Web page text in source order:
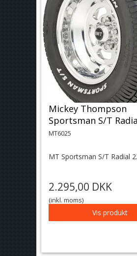
Mickey Thompson
Sportsman S/T
MT6025
MT Sportsman S/T Radial
2.295,00 DKK
(inkl. moms)
Vis produkt